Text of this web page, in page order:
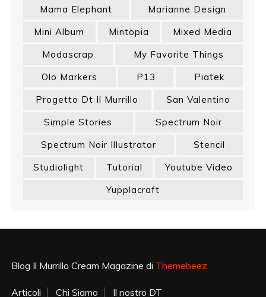
Mama Elephant
Marianne Design
Mini Album
Mintopia
Mixed Media
Modascrap
My Favorite Things
Olo Markers
P13
Piatek
Progetto Dt Il Murrillo
San Valentino
Simple Stories
Spectrum Noir
Spectrum Noir Illustrator
Stencil
Studiolight
Tutorial
Youtube Video
Yupplacraft
Blog Il Murrillo Cream Magazine di Themebeez
Articoli Chi Siamo Il nostro DT